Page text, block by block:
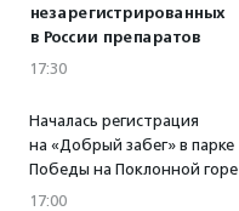
незарегистрированных
в России препаратов
17:30
Началась регистрация
на «Добрый забег» в парке
Победы на Поклонной горе
17:00